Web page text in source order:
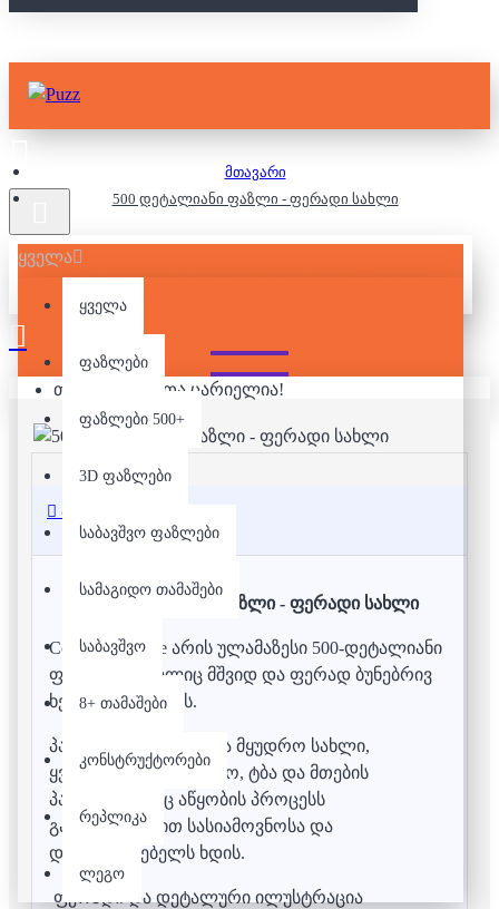
ყველა
ყველა
ფაზლები
ფაზლები 500+
3D ფაზლები
საბავშვო ფაზლები
სამაგიდო თამაშები
საბავშვო
8+ თამაშები
კონსტრუქტორები
რეპლიკა
ლეგო
თქვენი კალათა ცარიელია!
მთავარი
500 დეტალიანი ფაზლი - ფერადი სახლი
500 ᲓᲔᲢᲐᲚᲘᲐᲜᲘ ᲤᲐᲖᲚᲘ -
ᲤᲔᲠᲐᲓᲘ ᲡᲐᲮᲚᲘ
აღწერა
500 დეტალიანი ფაზლი - ფერადი სახლი
Colorful Cottage არის ულამაზესი 500-დეტალიანი
ფაზლი, რომელიც მშვიდ და ფერად ბუნებრივ
ხედს აცოცხლებს.
პაზლზე გამოსახულია მყუდრო სახლი,
ყვავილებით სავსე ეზო, ტბა და მთების
პანორამა, რაც აწყობის პროცესს
განსაკუთრებით სასიამოვნოსა და
დამამშვიდებელს ხდის.
ფერადი და დეტალური ილუსტრაცია